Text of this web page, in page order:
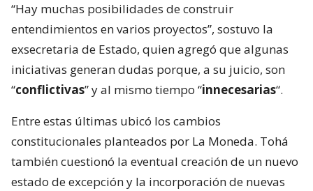
“Hay muchas posibilidades de construir
entendimientos en varios proyectos”, sostuvo la
exsecretaria de Estado, quien agregó que algunas
iniciativas generan dudas porque, a su juicio, son
“conflictivas” y al mismo tiempo “innecesarias“.
Entre estas últimas ubicó los cambios
constitucionales planteados por La Moneda. Tohá
también cuestionó la eventual creación de un nuevo
estado de excepción y la incorporación de nuevas